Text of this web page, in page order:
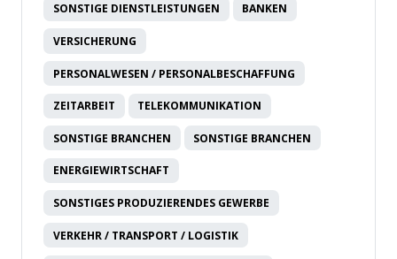
SONSTIGE DIENSTLEISTUNGEN BANKEN
VERSICHERUNG
PERSONALWESEN / PERSONALBESCHAFFUNG
ZEITARBEIT TELEKOMMUNIKATION
SONSTIGE BRANCHEN SONSTIGE BRANCHEN
ENERGIEWIRTSCHAFT
SONSTIGES PRODUZIERENDES GEWERBE
VERKEHR / TRANSPORT / LOGISTIK